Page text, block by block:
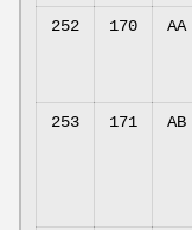
252 170 AA
253 171 AB